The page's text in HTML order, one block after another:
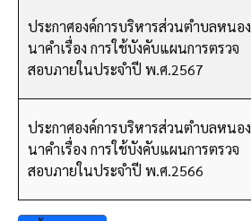
ประกาศองค์การบริหารส่วนตำบลหนอง
นาคำเรื่อง การใช้บังคับแผนการตรวจ
สอบภายในประจำปี พ.ศ.2567
ประกาศองค์การบริหารส่วนตำบลหนอง
นาคำเรื่อง การใช้บังคับแผนการตรวจ
สอบภายในประจำปี พ.ศ.2566